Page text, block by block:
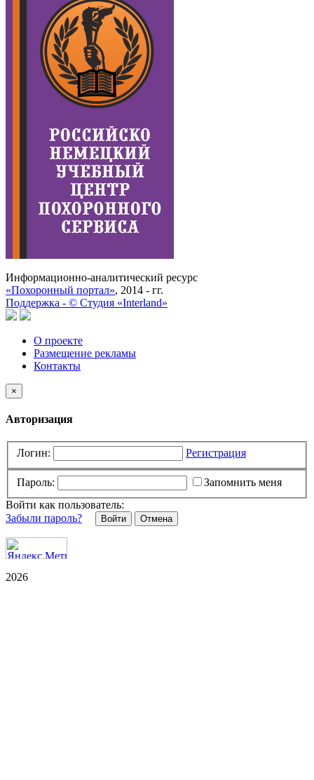
Информационно-аналитический ресурс
«Похоронный портал», 2014 - гг.
Поддержка - © Cтудия «Interland»
О проекте
Размещение рекламы
Контакты
×
Авторизация
Логин: Регистрация
Пароль:
Запомнить меня
Войти как пользователь:
Забыли пароль?
Отмена
2026